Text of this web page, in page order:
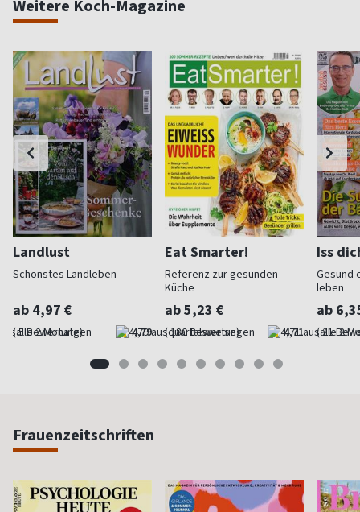
Weitere Koch-Magazine
Landlust
Schönstes Landleben
ab 4,97 €
(alle 2 Monate) 4,79
Eat Smarter!
Referenz zur gesunden
Küche
ab 5,23 €
(quartalsweise) 4,71
Iss
Gesund
leben
ab
(alle 2
Frauenzeitschriften